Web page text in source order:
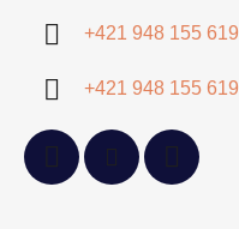
+421 948 155 619
+421 948 155 619